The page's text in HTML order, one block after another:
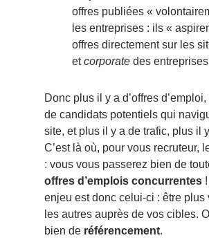
offres publiées «
les entreprises : ils «
offres directement sur les
etcorporate des
Donc plus il y a d’offres
de candidats potentiels qui
site, et plus il y a de trafic, plus il
C’est là où, pour vous recruteur,
: vous vous passerez bien de
offres d’emplois concurrentes
enjeu est donc celui-ci : être plus
les autres auprès de vos cibles.
bien de référencement.